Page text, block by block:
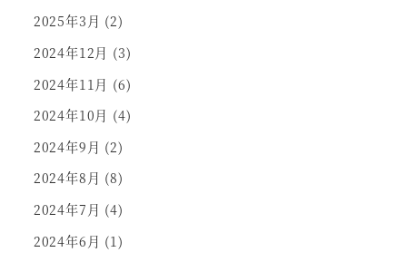
2025年3月 (2)
2024年12月 (3)
2024年11月 (6)
2024年10月 (4)
2024年9月 (2)
2024年8月 (8)
2024年7月 (4)
2024年6月 (1)